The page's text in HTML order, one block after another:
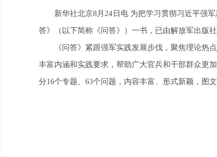
新华社北京8月24日电 为把学习贯彻习近平强
答》（以下简称《问答》）一书，已由解放军出版
《问答》紧跟强军实践发展步伐，聚焦理论热点
丰富内涵和实践要求，帮助广大官兵和干部群众更
分16个专题、63个问题，内容丰富、形式新颖，图